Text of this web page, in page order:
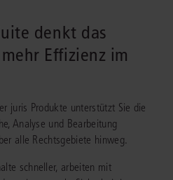
denkt das
Effizienz im
juris Produkte unterstützt Sie die
Analyse und Bearbeitung
alle Rechtsgebiete hinweg.
schneller, arbeiten mit